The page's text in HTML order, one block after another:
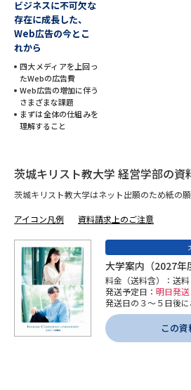
新増設大学・学部・学科特集
データサイエンス特集
デジタルパンフレット
新学年スタート号特集ページ
（高3生用）
SELFBRAND特集ページ
オープンキャンパスなどを調べる
オープンキャンパス検索 実施
来場型・Web型イベント特集 夢ナ
受験準備
ビジネスに不可欠な
存在に成長した、
Web広告の今とこ
れから
四大メディアを上回っ
たWebの広告費
Web広告の増加に伴う
さまざまな課題
まずは全体の仕組みを
理解すること
茨城キリスト教大学 経営学部の資
茨城キリスト教大学はネット出願のため紙の
アイコン凡例 資料請求上のご注意
大学案内（2027年
料金（送料含）：送
発送予定日： 明日発送
発送日の３～５日後
この